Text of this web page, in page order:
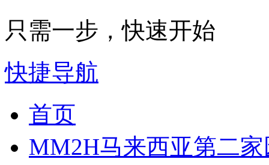
只需一步，快速开始
快捷导航
首页
MM2H马来西亚第二家